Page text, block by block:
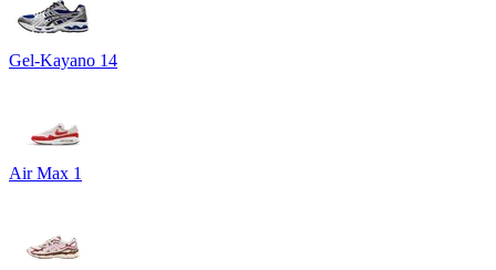
Gel-Kayano 14
Air Max 1